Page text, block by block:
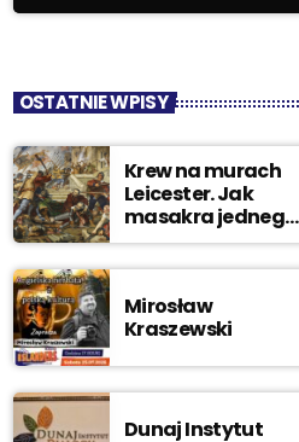
OSTATNIE WPISY
Krew na murach
Leicester. Jak
masakra jednego
miasta
doprowadziła
Mirosław
Kraszewski
Dunaj Instytut